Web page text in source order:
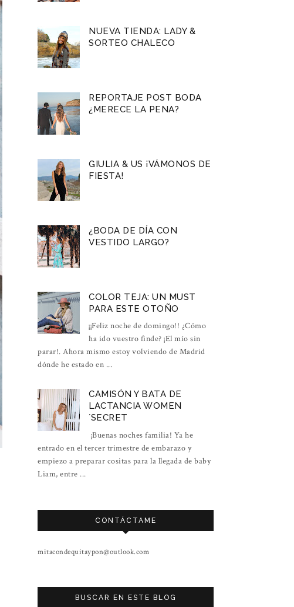
NUEVA TIENDA: LADY &
SORTEO CHALECO
REPORTAJE POST BODA
¿MERECE LA PENA?
GIULIA & US ¡VÁMONOS DE
FIESTA!
¿BODA DE DÍA CON
VESTIDO LARGO?
COLOR TEJA: UN MUST
PARA ESTE OTOÑO
¡¡Feliz noche de domingo!! ¿Cómo
ha ido vuestro finde? ¡El mío sin
parar!. Ahora mismo estoy volviendo de Madrid
dónde he estado en ...
CAMISÓN Y BATA DE
LACTANCIA WOMEN
´SECRET
¡Buenas noches familia! Ya he
entrado en el tercer trimestre de embarazo y
empiezo a preparar cositas para la llegada de baby
Liam, entre ...
CONTÁCTAME
mitacondequitaypon@outlook.com
BUSCAR EN ESTE BLOG